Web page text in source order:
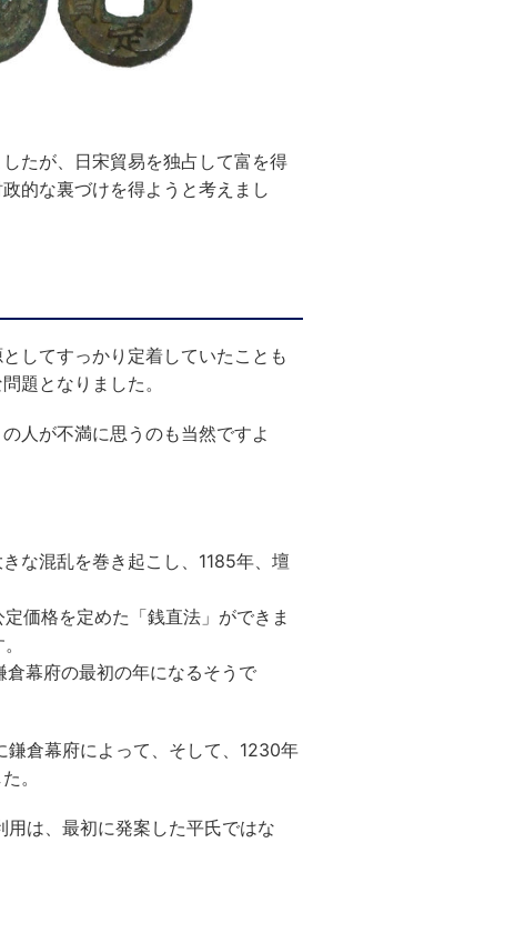
たが、日宋貿易を独占して富を得
的な裏づけを得ようと考えまし
してすっかり定着していたことも
題となりました。
人が不満に思うのも当然ですよ
な混乱を巻き起こし、1185年、壇
価格を定めた「銭直法」ができま
倉幕府の最初の年になるそうで
倉幕府によって、そして、1230年
。
は、最初に発案した平氏ではな